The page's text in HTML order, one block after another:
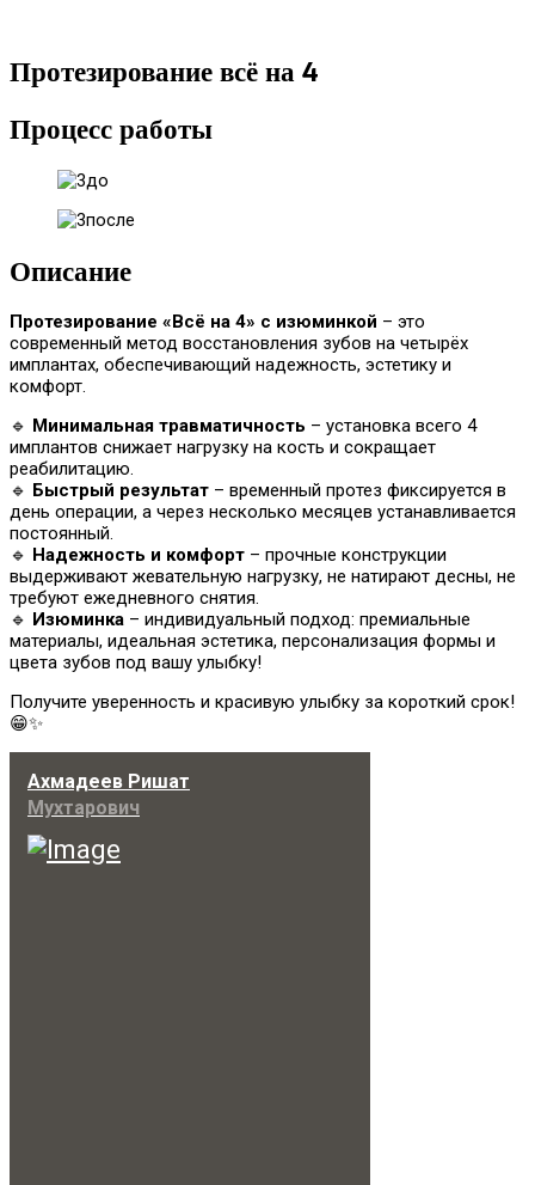
Протезирование всё на 4
Процесс работы
Описание
Протезирование «Всё на 4» с изюминкой – это
современный метод восстановления зубов на четырёх
имплантах, обеспечивающий надежность, эстетику и
комфорт.
🔹 Минимальная травматичность – установка всего 4
имплантов снижает нагрузку на кость и сокращает
реабилитацию.
🔹 Быстрый результат – временный протез фиксируется в
день операции, а через несколько месяцев устанавливается
постоянный.
🔹 Надежность и комфорт – прочные конструкции
выдерживают жевательную нагрузку, не натирают десны, не
требуют ежедневного снятия.
🔹 Изюминка – индивидуальный подход: премиальные
материалы, идеальная эстетика, персонализация формы и
цвета зубов под вашу улыбку!
Получите уверенность и красивую улыбку за короткий срок!
😁✨
Ахмадеев Ришат
Мухтарович